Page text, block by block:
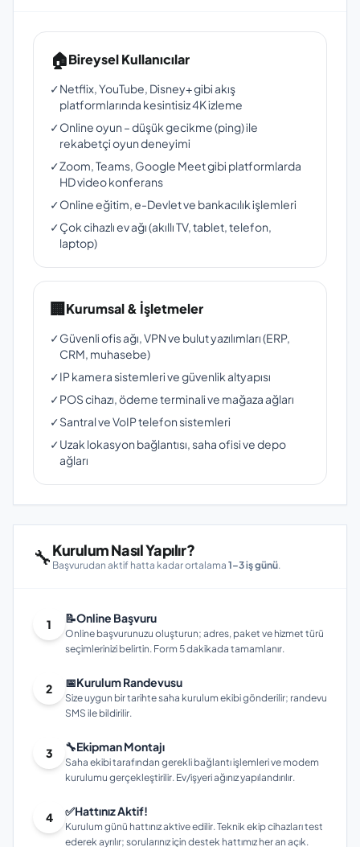
🏠Bireysel Kullanıcılar
✓Netflix, YouTube, Disney+ gibi akış
platformlarında kesintisiz 4K izleme
✓Online oyun – düşük gecikme (ping) ile
rekabetçi oyun deneyimi
✓Zoom, Teams, Google Meet gibi platformlarda
HD video konferans
✓Online eğitim, e-Devlet ve bankacılık işlemleri
✓Çok cihazlı ev ağı (akıllı TV, tablet, telefon,
laptop)
🏢Kurumsal & İşletmeler
✓Güvenli ofis ağı, VPN ve bulut yazılımları (ERP,
CRM, muhasebe)
✓IP kamera sistemleri ve güvenlik altyapısı
✓POS cihazı, ödeme terminali ve mağaza ağları
✓Santral ve VoIP telefon sistemleri
✓Uzak lokasyon bağlantısı, saha ofisi ve depo
ağları
🔧Kurulum Nasıl Yapılır?
Başvurudan aktif hatta kadar ortalama 1–3 iş günü.
1 📝Online Başvuru
Online başvurunuzu oluşturun; adres, paket ve hizmet türü
seçimlerinizi belirtin. Form 5 dakikada tamamlanır.
2 📅Kurulum Randevusu
Size uygun bir tarihte saha kurulum ekibi gönderilir; randevu
SMS ile bildirilir.
3 🔧Ekipman Montajı
Saha ekibi tarafından gerekli bağlantı işlemleri ve modem
kurulumu gerçekleştirilir. Ev/işyeri ağınız yapılandırılır.
4 ✅Hattınız Aktif!
Kurulum günü hattınız aktive edilir. Teknik ekip cihazları test
ederek ayrılır; sorularınız için destek hattımız her an açık.